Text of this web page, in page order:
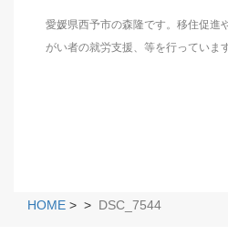
愛媛県西予市の森隆です。移住促進
がい者の就労支援、等を行っています
HOME > > DSC_7544